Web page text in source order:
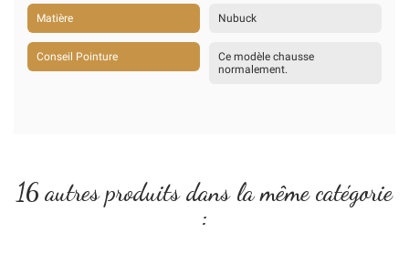
Matière Nubuck
Conseil Pointure
Ce modèle chausse
normalement.
16 autres produits dans la même catégorie
: